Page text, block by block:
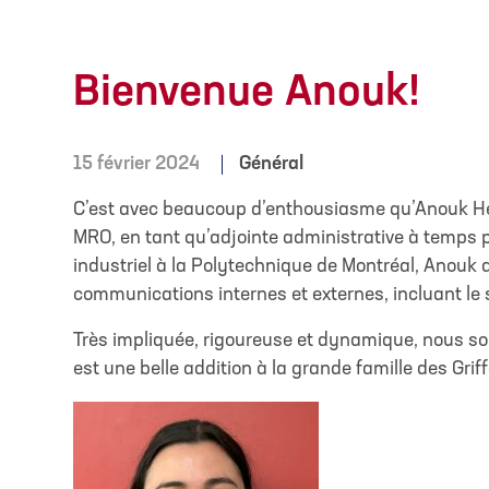
Bienvenue Anouk!
15 février 2024 Général
C’est avec beaucoup d’enthousiasme qu’Anouk
MRO, en tant qu’adjointe administrative à temps
industriel à la Polytechnique de Montréal, Anouk
communications internes et externes, incluant le
Très impliquée, rigoureuse et dynamique, nous
est une belle addition à la grande famille des